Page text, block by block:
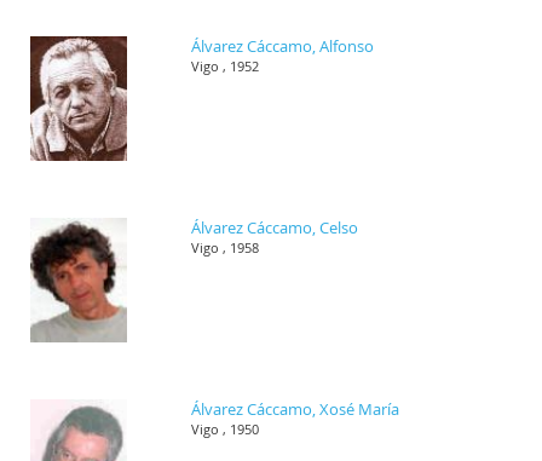
Álvarez Cáccamo, Alfonso
Vigo , 1952
Álvarez Cáccamo, Celso
Vigo , 1958
Álvarez Cáccamo, Xosé María
Vigo , 1950